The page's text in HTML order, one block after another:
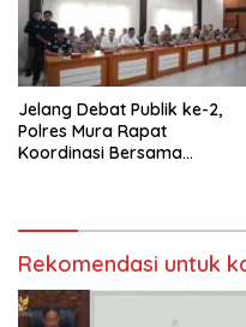
Jelang Debat Publik ke-2,
Polres Mura Rapat
Koordinasi Bersama
Rekomendasi untuk